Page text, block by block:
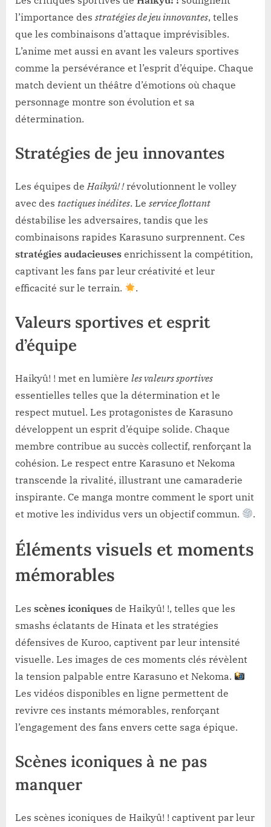
l’importance des stratégies de jeu innovantes, telles
que les combinaisons d’attaque imprévisibles.
L’anime met aussi en avant les valeurs sportives
comme la persévérance et l’esprit d’équipe. Chaque
match devient un théâtre d’émotions où chaque
personnage montre son évolution et sa
détermination.
Stratégies de jeu innovantes
Les équipes de Haikyû! !révolutionnent le volley
avec des tactiques inédites. Le service flottant
déstabilise les adversaires, tandis que les
combinaisons rapides Karasuno surprennent. Ces
stratégies audacieuses enrichissent la compétition,
captivant les fans par leur créativité et leur
efficacité sur le terrain.
.
Valeurs sportives et esprit
d’équipe
Haikyû! ! met en lumière les valeurs sportives
essentielles telles que la détermination et le
respect mutuel. Les protagonistes de Karasuno
développent un esprit d’équipe solide. Chaque
membre contribue au succès collectif, renforçant la
cohésion. Le respect entre Karasuno et Nekoma
transcende la rivalité, illustrant une camaraderie
inspirante. Ce manga montre comment le sport unit
et motive les individus vers un objectif commun.
.
Éléments visuels et moments
mémorables
Les scènes iconiques de Haikyû! !, telles que les
smashs éclatants de Hinata et les stratégies
défensives de Kuroo, captivent par leur intensité
visuelle. Les images de ces moments clés révèlent
la tension palpable entre Karasuno et Nekoma.
Les vidéos disponibles en ligne permettent de
revivre ces instants mémorables, renforçant
l’engagement des fans envers cette saga épique.
Scènes iconiques à ne pas
manquer
Les scènes iconiques de Haikyû! ! captivent par leur